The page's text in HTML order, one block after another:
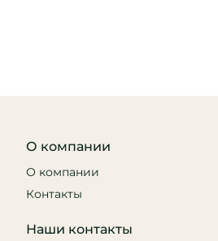
О компании
О компании
Контакты
Наши контакты